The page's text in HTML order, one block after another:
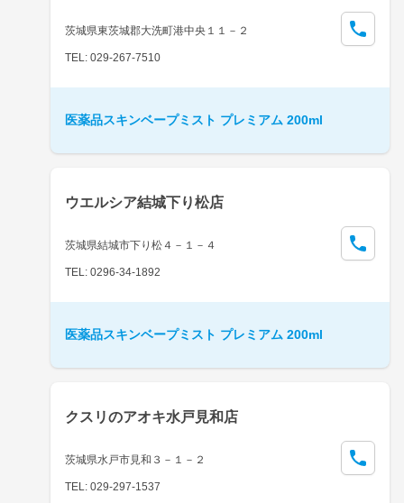
茨城県東茨城郡大洗町港中央１１－２
TEL: 029-267-7510
医薬品スキンベープミスト プレミアム 200ml
ウエルシア結城下り松店
茨城県結城市下り松４－１－４
TEL: 0296-34-1892
医薬品スキンベープミスト プレミアム 200ml
クスリのアオキ水戸見和店
茨城県水戸市見和３－１－２
TEL: 029-297-1537